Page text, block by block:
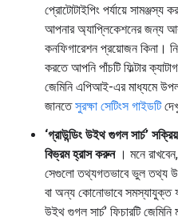
প্রোটোটাইপিং পর্যায়ে সামঞ্জস্য
আপনার অ্যাপ্লিকেশনের জন্য
কনফিগারেশন প্রয়োজন কিনা।
করতে আপনি পাঁচটি ফিল্টার
জেমিনি এপিআই-এর মাধ্যমে
জানতেসুরক্ষা সেটিংস গাইডটি
‘গ্রাউন্ডিং উইথ গুগল সার্চ’
বিভ্রম হ্রাস করুন। মনে
সেগুলো তথ্যগতভাবে ভুল তথ্য
বা অন্য কোনোভাবে সমস্যাযুক্ত
উইথ গুগল সার্চ’ ফিচারটি জেমিনি